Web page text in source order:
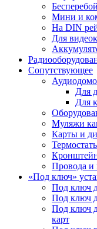
Мини и
На DIN
Для
Сопутствующее
Для
Для
Муляжи
Карты и
Провода и
«Под ключ»
Под ключ
Под ключ
Под ключ
карт